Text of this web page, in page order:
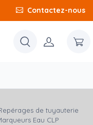
Contactez-nous
de tuyauterie
Eau CLP